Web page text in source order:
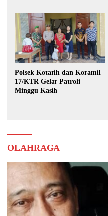
Polsek Kotarih dan Koramil
17/KTR Gelar Patroli
Minggu Kasih
OLAHRAGA